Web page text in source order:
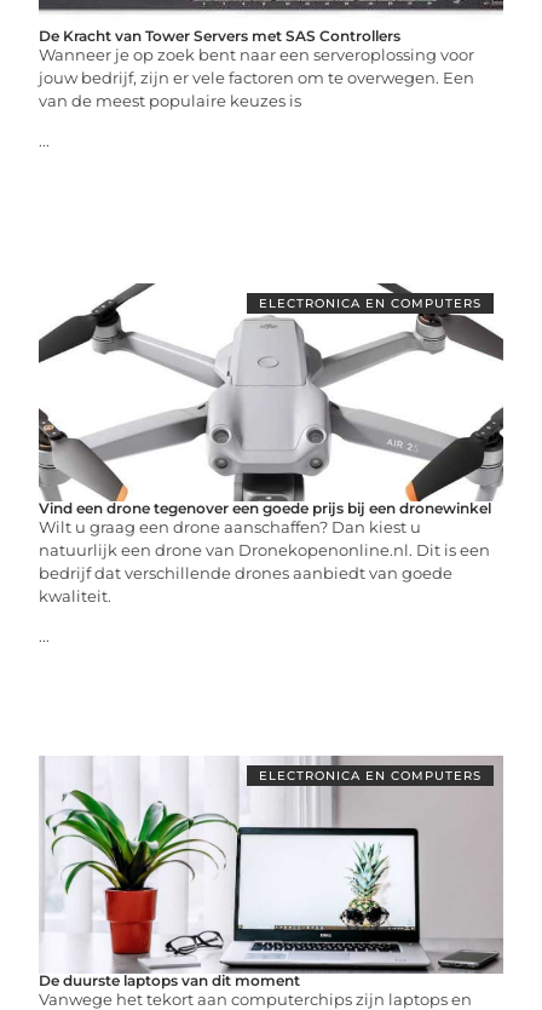
De Kracht van Tower Servers met SAS Controllers
Wanneer je op zoek bent naar een serveroplossing voor
jouw bedrijf, zijn er vele factoren om te overwegen. Een
van de meest populaire keuzes is
...
ELECTRONICA EN COMPUTERS
Vind een drone tegenover een goede prijs bij een dronewinkel
Wilt u graag een drone aanschaffen? Dan kiest u
natuurlijk een drone van Dronekopenonline.nl. Dit is een
bedrijf dat verschillende drones aanbiedt van goede
kwaliteit.
...
ELECTRONICA EN COMPUTERS
De duurste laptops van dit moment
Vanwege het tekort aan computerchips zijn laptops en